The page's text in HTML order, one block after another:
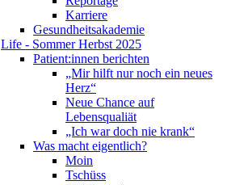
Karriere
Gesundheitsakademie
Life - Sommer Herbst 2025
Patient:innen berichten
„Mir hilft nur noch ein neues
Herz“
Neue Chance auf
Lebensqualiät
„Ich war doch nie krank“
Was macht eigentlich?
Moin
Tschüss